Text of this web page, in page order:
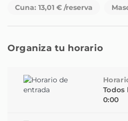
y tarifa.
- Tours pagos disponibles:
- Consigna y traslado de
disponibilidad.
- Cuna: USD 15.00 por unidad
Cuna: 13,01 € /reserva
Organiza tu horario
Todos
0:00